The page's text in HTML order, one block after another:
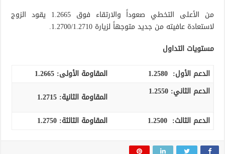
من الأعلى التخطي صعوداً والارتقاء فوق 1.2665 يقود الزوج
لاستعادة عافيته من جديد متوجهاً لزيارة 1.2700/1.2710.
مستويات التداول
الدعم الأول: 1.2580 المقاومة الأولى: 1.2665
الدعم الثاني: 1.2550 المقاومة الثانية: 1.2715
الدعم الثالث: المقاومة الثالثة: 1.2750